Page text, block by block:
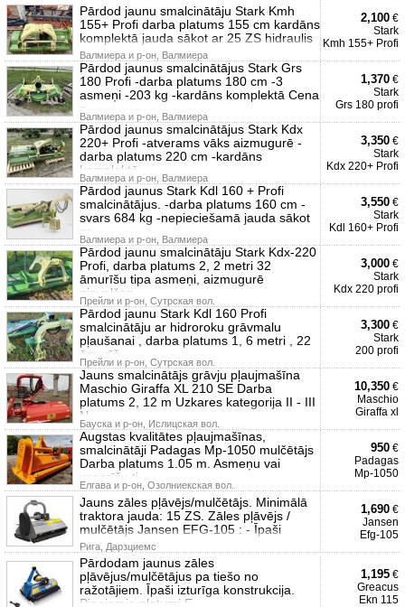
Pārdod jaunu smalcinātāju Stark Kmh
155+ Profi darba platums 155 cm kardāns
komplektā jauda sākot ar 25 ZS hidraulis
Валмиера и р-он, Валмиера
2,100 €
Stark
Kmh 155+ Profi
Pārdod jaunus smalcinātājus Stark Grs
180 Profi -darba platums 180 cm -3
asmeņi -203 kg -kardāns komplektā Cena
a
Валмиера и р-он, Валмиера
1,370 €
Stark
Grs 180 profi
Pārdod jaunus smalcinātājus Stark Kdx
220+ Profi -atverams vāks aizmugurē -
darba platums 220 cm -kardāns
komplektā -
Валмиера и р-он, Валмиера
3,350 €
Stark
Kdx 220+ Profi
Pārdod jaunus Stark Kdl 160 + Profi
smalcinātājus. -darba platums 160 cm -
svars 684 kg -nepieciešamā jauda sākot
ar
Валмиера и р-он, Валмиера
3,550 €
Stark
Kdl 160+ Profi
Pārdod jaunu smalcinātāju Stark Kdx-220
Profi, darba platums 2, 2 metri 32
āmurīšu tipa asmeņi, aizmugurē
pievelšan
Прейли и р-он, Сутрская вол.
3,000 €
Stark
Kdx 220 profi
Pārdod jaunu Stark Kdl 160 Profi
smalcinātāju ar hidroroku grāvmalu
pļaušanai , darba platums 1, 6 metri , 22
āmurīš
Прейли и р-он, Сутрская вол.
3,300 €
Stark
200 profi
Jauns smalcinātājs grāvju pļaujmašīna
Maschio Giraffa XL 210 SE Darba
platums 2, 12 m Uzkares kategorija II - III
N
Бауска и р-он, Ислицская вол.
10,350 €
Maschio
Giraffa xl
Augstas kvalitātes pļaujmašīnas,
smalcinātāji Padagas Mp-1050 mulčētājs
Darba platums 1.05 m. Asmeņu vai
veserīšu ti
Елгава и р-он, Озолниекская вол.
950 €
Padagas
Mp-1050
Jauns zāles pļāvējs/mulčētājs. Minimālā
traktora jauda: 15 ZS. Zāles pļāvējs /
mulčētājs Jansen EFG-105 : - Īpaši
Рига, Дарзциемс
1,690 €
Jansen
Efg-105
Pārdodam jaunus zāles
pļāvējus/mulčētājus pa tiešo no
ražotājiem. Īpaši izturīga konstrukcija.
Pieejamie platumi E
1,195 €
Greacus
Ekn 115